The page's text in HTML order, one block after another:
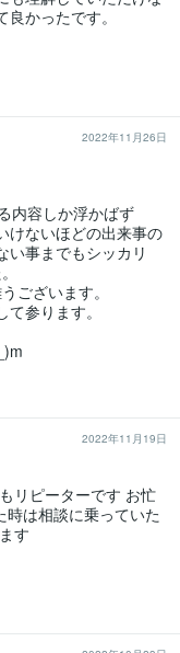
かったです。
2022年11月26日
内容しか浮かばず
けないほどの出来事の
い事までもシッカリ
ございます。
参ります。
2022年11月19日
リピーターです お忙
時は相談に乗っていた
す